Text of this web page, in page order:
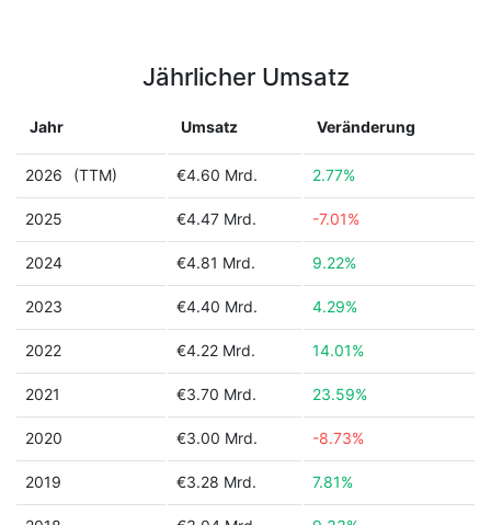
Jährlicher Umsatz
Jahr Umsatz Veränderung
2026 (TTM) €4.60 Mrd. 2.77%
2025 €4.47 Mrd. -7.01%
2024 €4.81 Mrd. 9.22%
2023 €4.40 Mrd. 4.29%
2022 €4.22 Mrd. 14.01%
2021 €3.70 Mrd. 23.59%
2020 €3.00 Mrd. -8.73%
2019 €3.28 Mrd. 7.81%